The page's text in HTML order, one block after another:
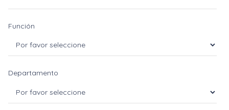
Función
Departamento